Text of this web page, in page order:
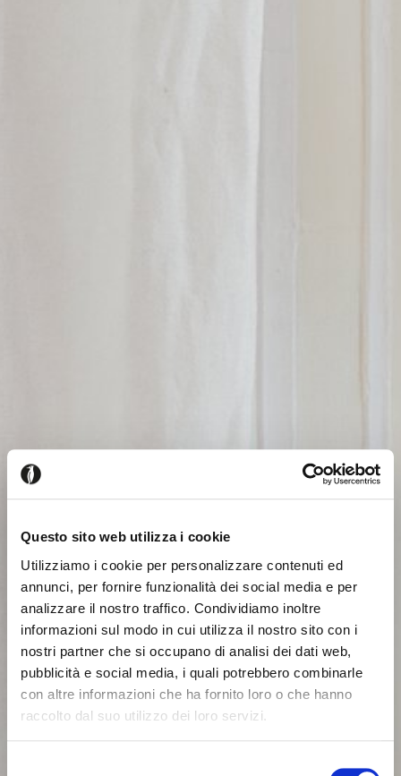
Questo sito web utilizza i cookie
Utilizziamo i cookie per personalizzare contenuti ed
annunci, per fornire funzionalità dei social media e per
analizzare il nostro traffico. Condividiamo inoltre
informazioni sul modo in cui utilizza il nostro sito con i
nostri partner che si occupano di analisi dei dati web,
pubblicità e social media, i quali potrebbero combinarle
con altre informazioni che ha fornito loro o che hanno
raccolto dal suo utilizzo dei loro servizi.
Seems like you’re browsing from Close